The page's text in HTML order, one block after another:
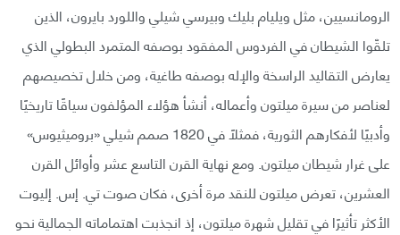
الرومانسيين، مثل ويليام بليك وبيرسي شيلي واللورد بايرون، الذين
تلقّوا الشيطان في الفردوس المفقود بوصفه المتمرد البطولي الذي
يعارض التقاليد الراسخة والإله بوصفه طاغية، ومن خلال تخصيصهم
لعناصر من سيرة ميلتون وأعماله، أنشأ هؤلاء المؤلفون سياقًا تاريخيًا
وأدبيًا لأفكارهم الثورية، فمثلًا في 1820 صمم شيلي «بروميثيوس»
على غرار شيطان ميلتون. ومع نهاية القرن التاسع عشر وأوائل القرن
العشرين، تعرض ميلتون للنقد مرة أخرى، فكان صوت تي. إس. إليوت
الأكثر تأثيرًا في تقليل شهرة ميلتون، إذ انجذبت اهتماماته الجمالية نحو